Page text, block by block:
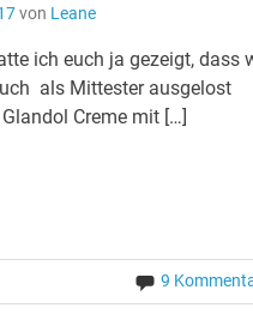
von Leane
ich euch ja gezeigt, dass
als Mittester ausgelost
Creme mit […]
9